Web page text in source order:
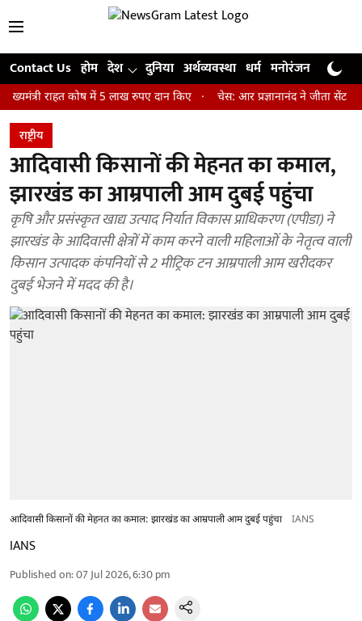
Contact Us होम देश दुनिया अर्थव्यवस्था धर्म मनोरंजन खेल
कोष में 5 लाख रुपए दान किए चेस: आर प्रज्ञानानंद ने जीता सेंट लुइस
राष्ट्रीय
आदिवासी किसानों की मेहनत का कमाल,
झारखंड का आम्रपाली आम दुबई पहुंचा
कृषि और प्रसंस्कृत खाद्य उत्पाद निर्यात विकास प्राधिकरण (एपीडा) ने
झारखंड के आदिवासी क्षेत्रों में काम करने वाली महिलाओं के नेतृत्व वाली
किसान उत्पादक कंपनियों से 2 मीट्रिक टन आम्रपाली आम खरीदकर
दुबई भेजने में मदद की है।
आदिवासी किसानों की मेहनत का कमाल: झारखंड का आम्रपाली आम दुबई पहुंचा IANS
IANS
Published on:07 Jul 2026, 6:30 pm